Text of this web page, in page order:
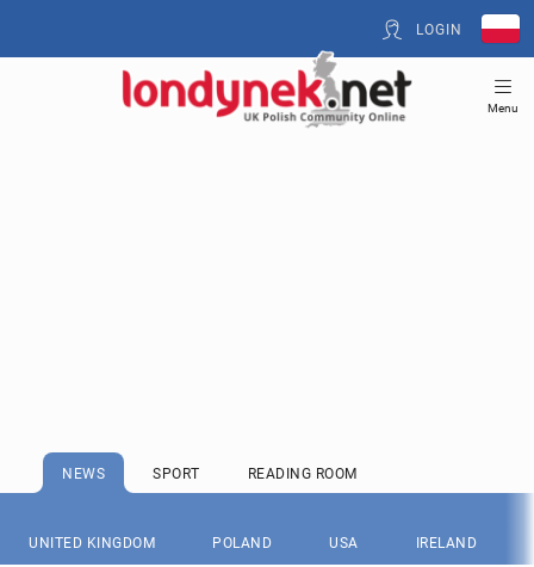
LOGIN
Menu
NEWS SPORT READING ROOM
UNITED KINGDOM POLAND USA IRELAND